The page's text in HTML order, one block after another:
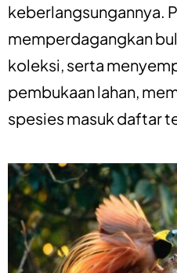
keberlangsungannya.
memperdagangkan
koleksi, serta
pembukaan lahan,
spesies masuk daftar